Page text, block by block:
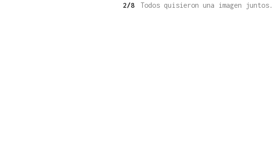
2/8 Todos quisieron una imagen juntos.